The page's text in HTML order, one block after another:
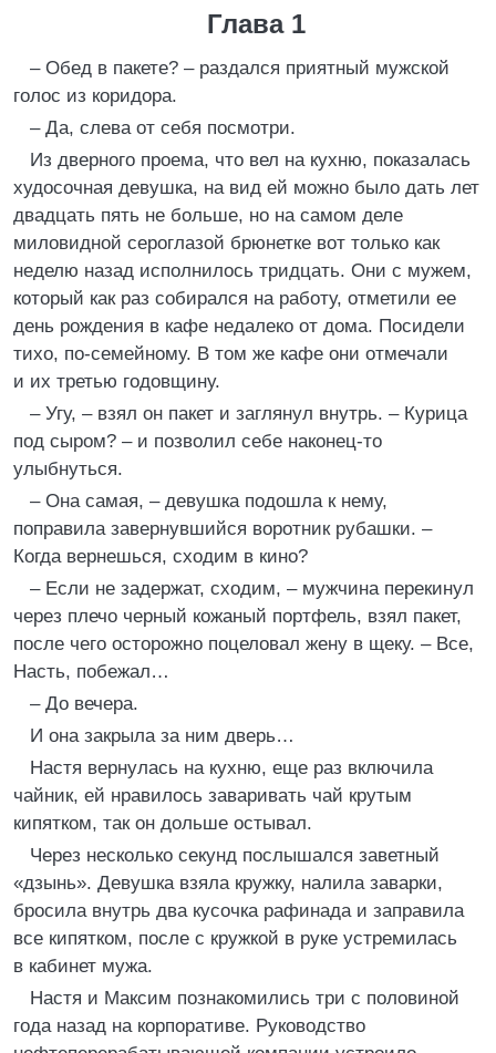
Глава 1
– Обед в пакете? – раздался приятный мужской
голос из коридора.
– Да, слева от себя посмотри.
Из дверного проема, что вел на кухню, показалась
худосочная девушка, на вид ей можно было дать лет
двадцать пять не больше, но на самом деле
миловидной сероглазой брюнетке вот только как
неделю назад исполнилось тридцать. Они с мужем,
который как раз собирался на работу, отметили ее
день рождения в кафе недалеко от дома. Посидели
тихо, по-семейному. В том же кафе они отмечали
и их третью годовщину.
– Угу, – взял он пакет и заглянул внутрь. – Курица
под сыром? – и позволил себе наконец-то
улыбнуться.
– Она самая, – девушка подошла к нему,
поправила завернувшийся воротник рубашки. –
Когда вернешься, сходим в кино?
– Если не задержат, сходим, – мужчина перекинул
через плечо черный кожаный портфель, взял пакет,
после чего осторожно поцеловал жену в щеку. – Все,
Насть, побежал…
– До вечера.
И она закрыла за ним дверь…
Настя вернулась на кухню, еще раз включила
чайник, ей нравилось заваривать чай крутым
кипятком, так он дольше остывал.
Через несколько секунд послышался заветный
«дзынь». Девушка взяла кружку, налила заварки,
бросила внутрь два кусочка рафинада и заправила
все кипятком, после с кружкой в руке устремилась
в кабинет мужа.
Настя и Максим познакомились три с половиной
года назад на корпоративе. Руководство